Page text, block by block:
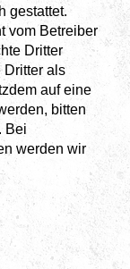
gestattet.
vom Betreiber
Dritter
Dritter als
auf eine
bitten
Bei
werden wir